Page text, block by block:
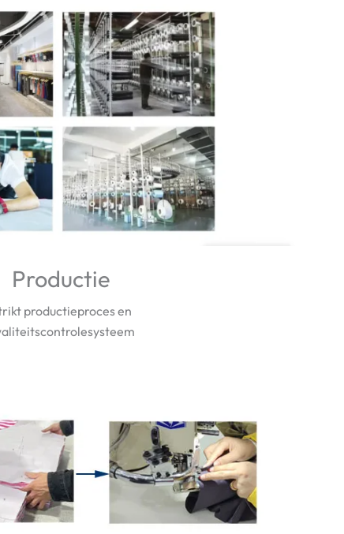
Productie
productieproces en